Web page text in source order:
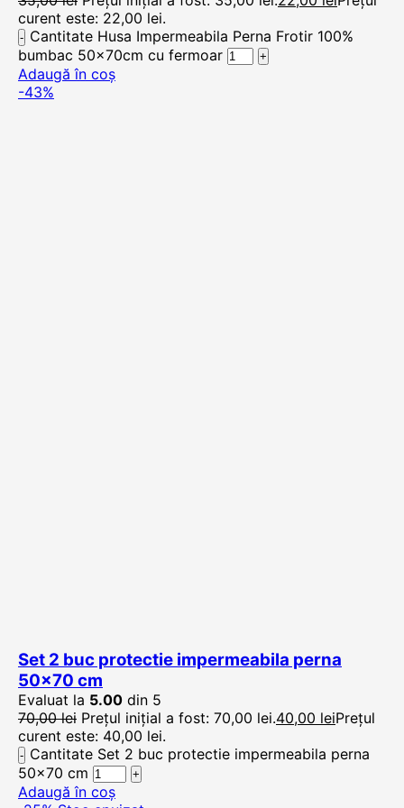
curent este: 22,00 lei.
Cantitate Husa Impermeabila Perna Frotir 100%
bumbac 50x70cm cu fermoar
Adaugă în coș
-43%
Set 2 buc protectie impermeabila perna
50×70 cm
Evaluat la 5.00 din 5
70,00lei Prețul inițial a fost: 70,00 lei.40,00 leiPrețul
curent este: 40,00 lei.
Cantitate Set 2 buc protectie impermeabila perna
50x70 cm
Adaugă în coș